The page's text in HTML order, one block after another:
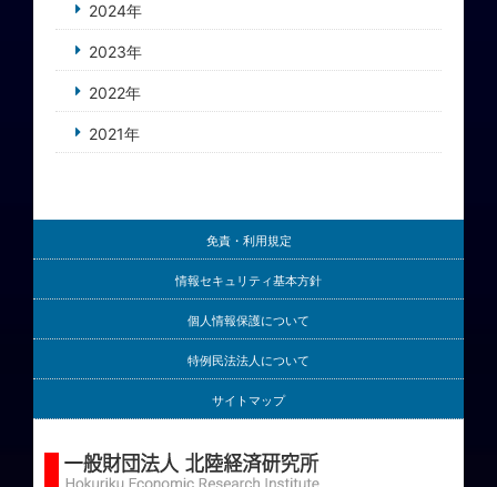
2024年
2023年
2022年
2021年
免責・利用規定
情報セキュリティ基本方針
個人情報保護について
特例民法法人について
サイトマップ